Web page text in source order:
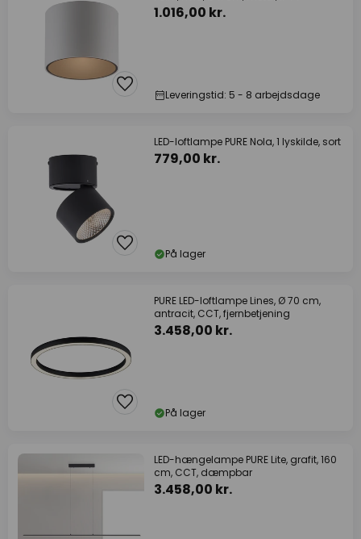
1.016,00 kr.
Leveringstid: 5 - 8 arbejdsdage
LED-loftlampe PURE Nola, 1 lyskilde, sort
779,00 kr.
På lager
PURE LED-loftlampe Lines, Ø 70 cm,
antracit, CCT, fjernbetjening
3.458,00 kr.
På lager
LED-hængelampe PURE Lite, grafit, 160
cm, CCT, dæmpbar
3.458,00 kr.